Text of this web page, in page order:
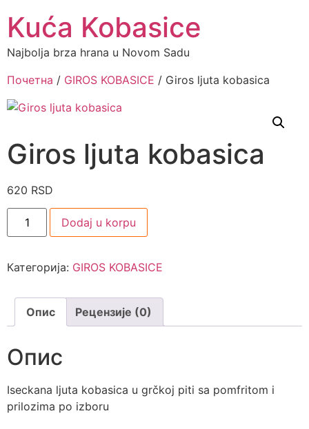
Kuća Kobasice
Najbolja brza hrana u Novom Sadu
Почетна / GIROS KOBASICE / Giros ljuta kobasica
Giros ljuta kobasica
620 RSD
Dodaj u korpu
Категорија: GIROS KOBASICE
Опис Рецензије (0)
Опис
Iseckana ljuta kobasica u grčkoj piti sa pomfritom i
prilozima po izboru